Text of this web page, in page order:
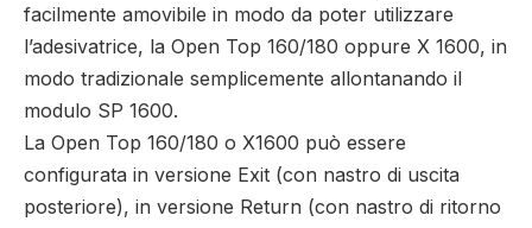
facilmente amovibile in modo da poter utilizzare
l’adesivatrice, la Open Top 160/180 oppure X 1600, in
modo tradizionale semplicemente allontanando il
modulo SP 1600.
La Open Top 160/180 o X1600 può essere
configurata in versione Exit (con nastro di uscita
posteriore), in versione Return (con nastro di ritorno